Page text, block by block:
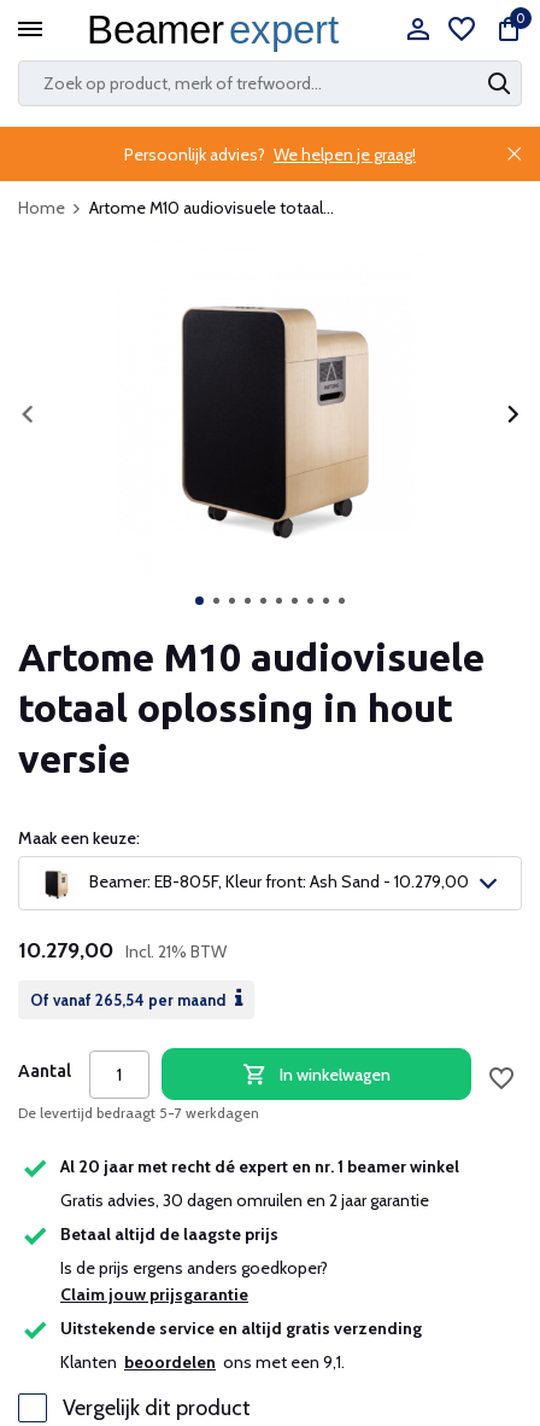
0
Persoonlijk advies? We helpen je graag!
Home Artome M10 audiovisuele totaal...
Artome M10 audiovisuele
totaal oplossing in hout
versie
Maak een keuze:
Beamer: EB-805F, Kleur front: Ash Sand - 10.279,00
10.279,00 Incl. 21% BTW
Of vanaf 265,54 per maand
Aantal In winkelwagen
De levertijd bedraagt 5-7 werkdagen
Al 20 jaar met recht dé expert en nr. 1 beamer winkel
Gratis advies, 30 dagen omruilen en 2 jaar garantie
Betaal altijd de laagste prijs
Is de prijs ergens anders goedkoper?
Claim jouw prijsgarantie
Uitstekende service en altijd gratis verzending
Klanten beoordelen ons met een 9,1.
Vergelijk dit product